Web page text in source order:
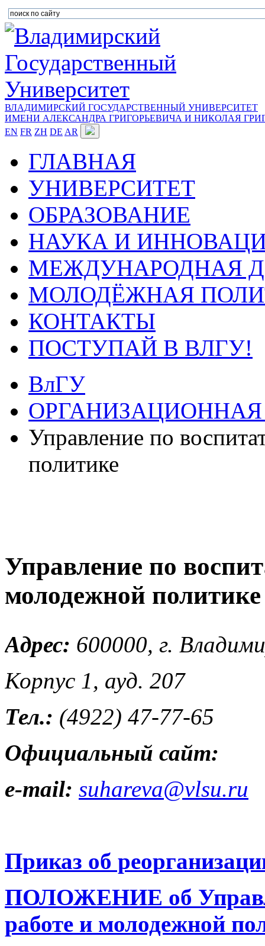
ВЛАДИМИРСКИЙ ГОСУДАРСТВЕННЫЙ УНИВЕРСИТЕТ
ИМЕНИ АЛЕКСАНДРА ГРИГОРЬЕВИЧА И НИКОЛАЯ
EN FR ZH DE AR
ГЛАВНАЯ
УНИВЕРСИТЕТ
ОБРАЗОВАНИЕ
НАУКА И
МЕЖДУНАРОДНАЯ
МОЛОДЁЖНАЯ
КОНТАКТЫ
ПОСТУПАЙ В ВЛГУ!
ВлГУ
ОРГАНИЗАЦИОННАЯ
Управление по
политике
Управление по
молодежной
Адрес: 600000, г.
Корпус 1, ауд. 207
Тел.: (4922) 47-77-65
Официальный сайт:
e-mail: suhareva@vlsu.ru
Приказ об
ПОЛОЖЕНИЕ об
работе и молодежной